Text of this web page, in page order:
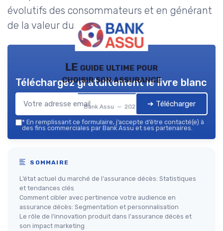
évolutifs des consommateurs et en générant
de la valeur durable.
LE guide ultime pour
choisir son assurance
Bank Assu — 2026
Téléchargez gratuitement le livre blanc
➔ Télécharger
* En remplissant ce formulaire, j’accepte d’être contacté(e) à
des fins commerciales par Bank Assu et ses partenaires.
SOMMAIRE
L’état actuel du marché de l'assurance décès: Statistiques
et tendances clés
Comment cibler avec pertinence votre audience en
assurance décès: Segmentation et personnalisation
Le rôle de l'innovation produit dans l'assurance décès et
son impact marketing